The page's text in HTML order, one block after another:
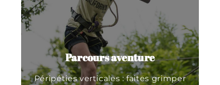
Parcours aventure
Péripéties verticales : faites grimper